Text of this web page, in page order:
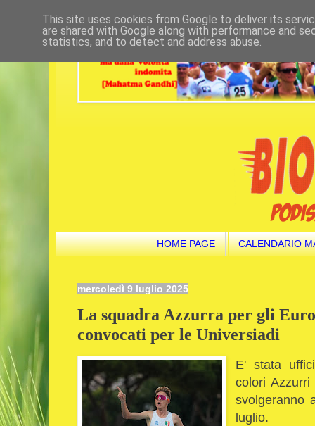
HOME PAGE CALENDARIO
mercoledì 9 luglio 2025
La squadra Azzurra per gli
convocati per le Universiadi
E' stata
colori
svolgeranno
luglio.
This site uses cookies from Google to deliver its
are shared with Google along with performance and
statistics, and to detect and address abuse.